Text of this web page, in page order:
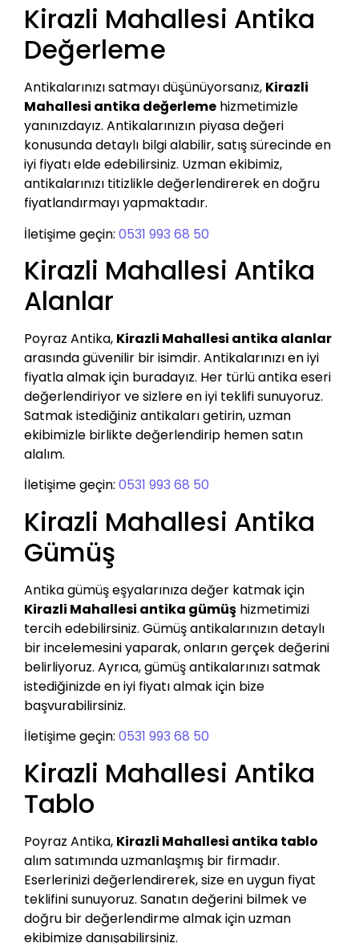
Kirazli Mahallesi Antika
Değerleme
Antikalarınızı satmayı düşünüyorsanız, Kirazli
Mahallesi antika değerleme hizmetimizle
yanınızdayız. Antikalarınızın piyasa değeri
konusunda detaylı bilgi alabilir, satış sürecinde en
iyi fiyatı elde edebilirsiniz. Uzman ekibimiz,
antikalarınızı titizlikle değerlendirerek en doğru
fiyatlandırmayı yapmaktadır.
İletişime geçin: 0531 993 68 50
Kirazli Mahallesi Antika
Alanlar
Poyraz Antika, Kirazli Mahallesi antika alanlar
arasında güvenilir bir isimdir. Antikalarınızı en iyi
fiyatla almak için buradayız. Her türlü antika eseri
değerlendiriyor ve sizlere en iyi teklifi sunuyoruz.
Satmak istediğiniz antikaları getirin, uzman
ekibimizle birlikte değerlendirip hemen satın
alalım.
İletişime geçin: 0531 993 68 50
Kirazli Mahallesi Antika
Gümüş
Antika gümüş eşyalarınıza değer katmak için
Kirazli Mahallesi antika gümüş hizmetimizi
tercih edebilirsiniz. Gümüş antikalarınızın detaylı
bir incelemesini yaparak, onların gerçek değerini
belirliyoruz. Ayrıca, gümüş antikalarınızı satmak
istediğinizde en iyi fiyatı almak için bize
başvurabilirsiniz.
İletişime geçin: 0531 993 68 50
Kirazli Mahallesi Antika
Tablo
Poyraz Antika, Kirazli Mahallesi antika tablo
alım satımında uzmanlaşmış bir firmadır.
Eserlerinizi değerlendirerek, size en uygun fiyat
teklifini sunuyoruz. Sanatın değerini bilmek ve
doğru bir değerlendirme almak için uzman
ekibimize danışabilirsiniz.